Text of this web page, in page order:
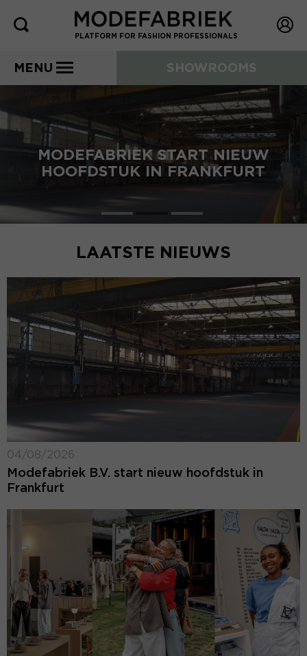
PLATFORM FOR FASHION PROFESSIONALS
MENU SHOWROOMS
MODEFABRIEK START NIEUW
HOOFDSTUK IN FRANKFURT
LAATSTE NIEUWS
04/08/2026
Modefabriek B.V. start nieuw hoofdstuk in
Frankfurt